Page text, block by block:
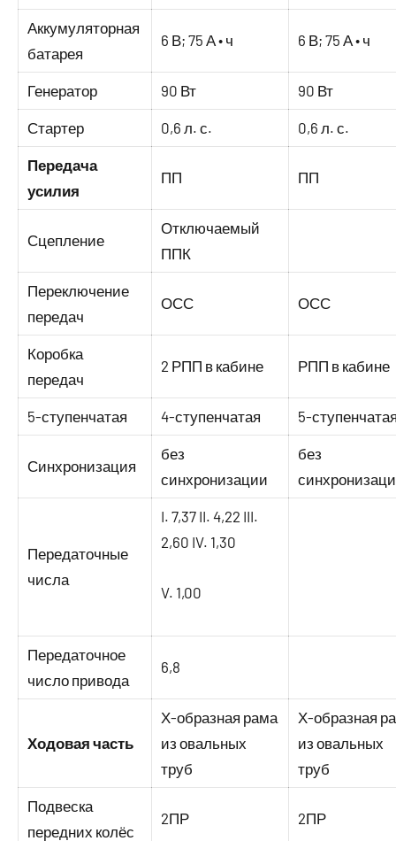
Аккумуляторная
батарея
6 В; 75 А • ч 6 В; 75 А • ч
Генератор 90 Вт 90 Вт
Стартер 0,6 л. с. 0,6 л. с.
Передача
усилия
ПП ПП
Сцепление
Отключаемый
ППК
Переключение
передач
ОСС ОСС
Коробка
передач
2 РПП в кабине РПП в кабине
5-ступенчатая 4-ступенчатая 5-
Синхронизация
без
синхронизации
без
Передаточные
числа
I. 7,37 II. 4,22 III.
2,60 IV. 1,30
V. 1,00
Передаточное
число привода
6,8
Ходовая часть
Х-образная рама
из овальных
труб
Х-образная
из овальных
труб
Подвеска
передних колёс
2ПР 2ПР